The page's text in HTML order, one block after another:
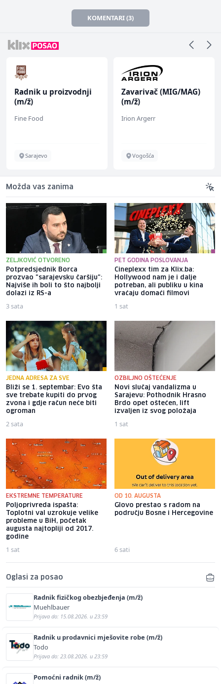
KOMENTARI (3)
Radnik u proizvodnji
(m/ž)
Fine Food
Sarajevo
Zavarivač (MIG/MAG)
(m/ž)
Irion Argerr
Vogošća
Možda vas zanima
ZELJKOVIĆ OTVORENO
Potpredsjednik Borca
prozvao "sarajevsku čaršiju":
Najviše ih boli to što najbolji
dolazi iz RS-a
3 sata
PET GODINA POSLOVANJA
Cineplexx tim za Klix.ba:
Hollywood nam je i dalje
potreban, ali publiku u kina
vraćaju domaći filmovi
1 sat
JEDNA ADRESA ZA SVE
Bliži se 1. septembar: Evo šta
sve trebate kupiti do prvog
zvona i gdje račun neće biti
ogroman
2 sata
OZBILJNO OŠTEĆENJE
Novi slučaj vandalizma u
Sarajevu: Pothodnik Hrasno
Brdo opet oštećen, lift
izvaljen iz svog položaja
1 sat
EKSTREMNE TEMPERATURE
Poljoprivreda ispašta:
Toplotni val uzrokuje velike
probleme u BiH, početak
augusta najtopliji od 2017.
godine
1 sat
OD 10. AUGUSTA
Glovo prestao s radom na
području Bosne i Hercegovine
6 sati
Oglasi za posao
Radnik fizičkog obezbjeđenja (m/ž)
Muehlbauer
Prijava do: 15.08.2026. u 23:59
Radnik u prodavnici mješovite robe (m/ž)
Todo
Prijava do: 23.08.2026. u 23:59
Pomoćni radnik (m/ž)